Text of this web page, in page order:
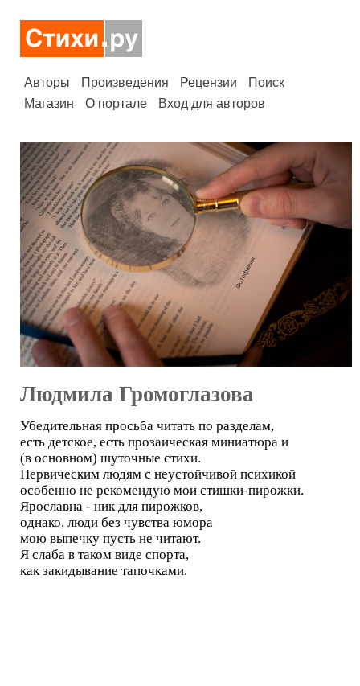
Авторы Произведения Рецензии
Поиск
Магазин
О портале Вход для авторов
Людмила Громоглазова
Убедительная просьба читать по разделам,
есть детское, есть прозаическая миниатюра и
(в основном) шуточные стихи.
Нервическим людям с неустойчивой психикой
особенно не рекомендую мои стишки-пирожки.
Ярославна - ник для пирожков,
однако, люди без чувства юмора
мою выпечку пусть не читают.
Я слаба в таком виде спорта,
как закидывание тапочками.